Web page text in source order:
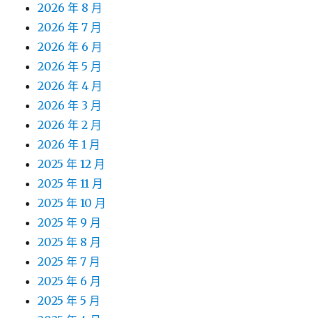
2026 年 8 月
2026 年 7 月
2026 年 6 月
2026 年 5 月
2026 年 4 月
2026 年 3 月
2026 年 2 月
2026 年 1 月
2025 年 12 月
2025 年 11 月
2025 年 10 月
2025 年 9 月
2025 年 8 月
2025 年 7 月
2025 年 6 月
2025 年 5 月